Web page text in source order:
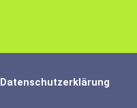
Datenschutzerklärung